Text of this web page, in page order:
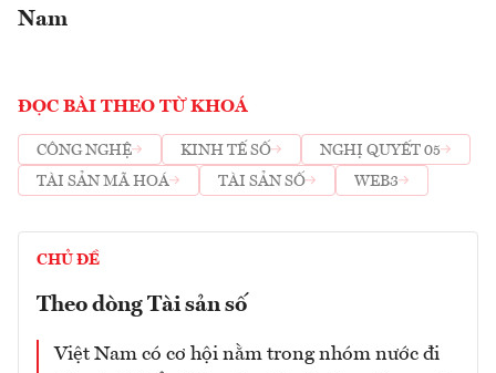
Nam
ĐỌC BÀI THEO TỪ KHOÁ
CÔNG NGHỆ KINH TẾ SỐ
NGHỊ QUYẾT 05
TÀI SẢN MÃ HOÁ
TÀI SẢN SỐ WEB3
CHỦ ĐỀ
Theo dòng Tài sản số
Việt Nam có cơ hội nằm trong nhóm nước đi